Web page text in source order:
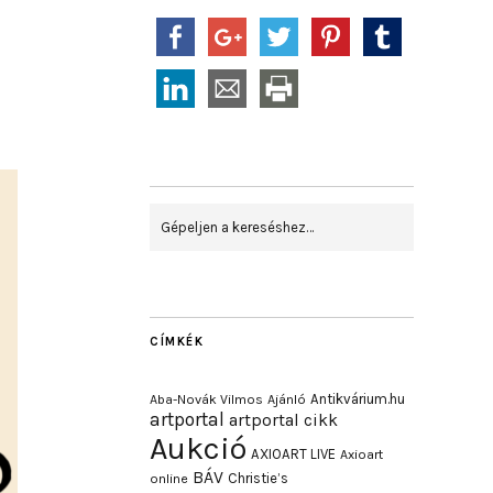
CÍMKÉK
Aba-Novák Vilmos Ajánló Antikvárium.hu
artportal artportal cikk
Aukció AXIOART LIVE Axioart
online BÁV Christie’s